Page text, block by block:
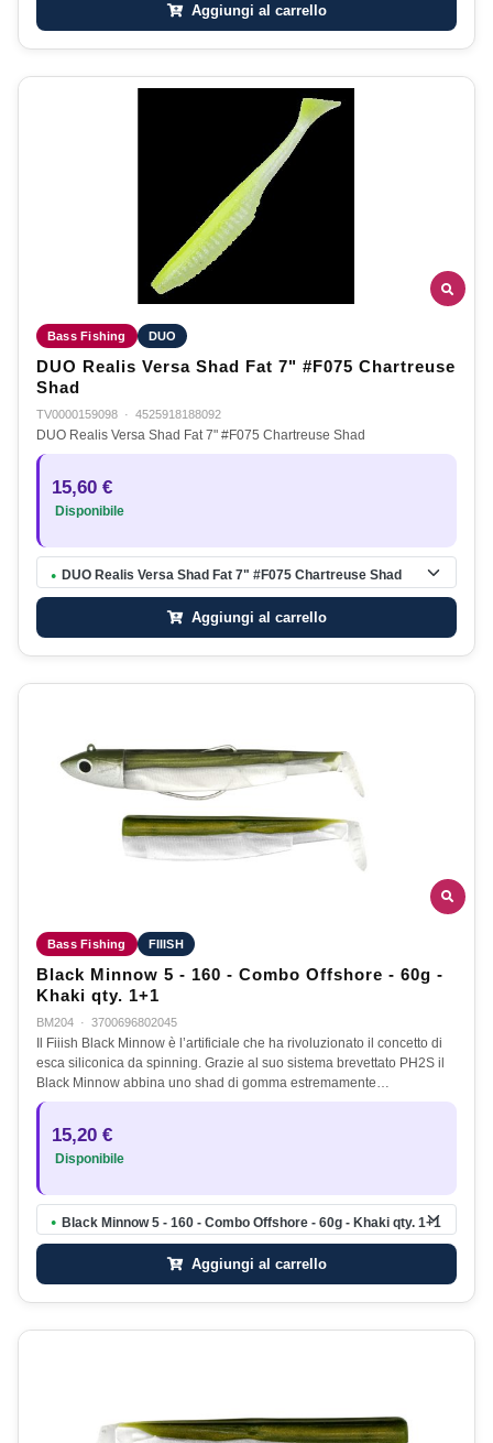
Aggiungi al carrello
Bass Fishing DUO
DUO Realis Versa Shad Fat 7" #F075 Chartreuse
Shad
TV0000159098 · 4525918188092
DUO Realis Versa Shad Fat 7" #F075 Chartreuse Shad
15,60 €
Disponibile
● DUO Realis Versa Shad Fat 7" #F075 Chartreuse Shad
Aggiungi al carrello
Bass Fishing FIIISH
Black Minnow 5 - 160 - Combo Offshore - 60g -
Khaki qty. 1+1
BM204 · 3700696802045
Il Fiiish Black Minnow è l’artificiale che ha rivoluzionato il concetto di
esca siliconica da spinning. Grazie al suo sistema brevettato PH2S il
Black Minnow abbina uno shad di gomma estremamente…
15,20 €
Disponibile
● Black Minnow 5 - 160 - Combo Offshore - 60g - Khaki qty. 1+1
Aggiungi al carrello